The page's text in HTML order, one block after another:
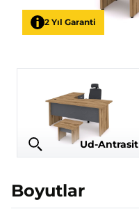
2 Yıl Garanti
Ud-Antrasit
Boyutlar